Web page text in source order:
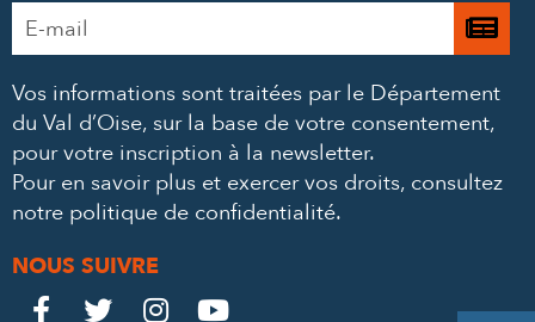
Adresse
e-
*
Je
à
Vos informations sont traitées par le Département
du Val d’Oise, sur la base de votre consentement,
pour votre inscription à la newsletter.
Pour en savoir plus et exercer vos droits, consultez
notre politique de confidentialité.
NOUS SUIVRE
Le
 Le
 Le
 Le
